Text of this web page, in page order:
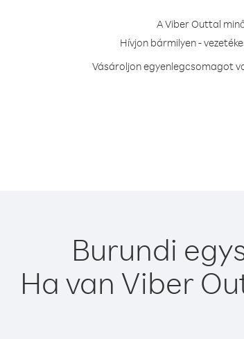
A Viber Outtal
Hívjon bármilyen -
Vásároljon egyenlegcsomagot
Burundi
Ha van Viber